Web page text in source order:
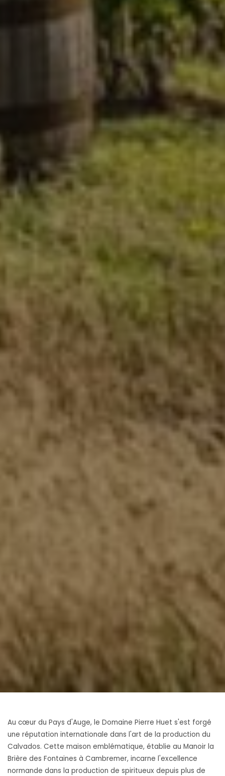
Au cœur du Pays d'Auge, le Domaine Pierre Huet s'est forgé
une réputation internationale dans l'art de la production du
Calvados. Cette maison emblématique, établie au Manoir la
Brière des Fontaines à Cambremer, incarne l'excellence
normande dans la production de spiritueux depuis plus de